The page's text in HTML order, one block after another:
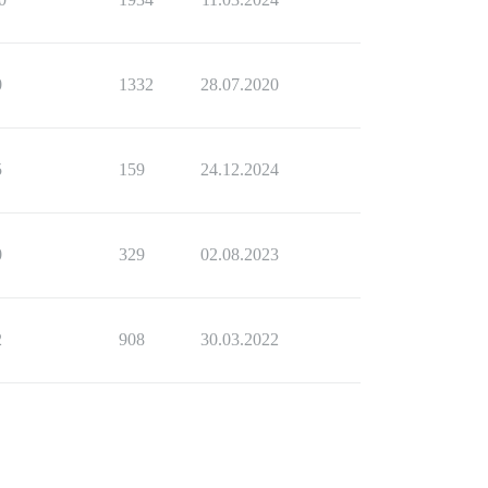
1332 28.07.2020
159 24.12.2024
329 02.08.2023
908 30.03.2022